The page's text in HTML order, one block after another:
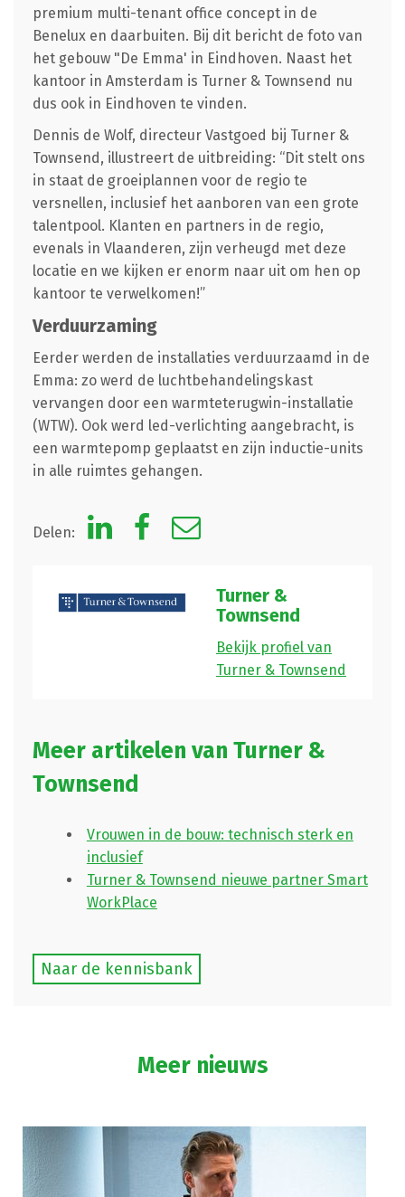
premium multi-tenant office concept in de
Benelux en daarbuiten. Bij dit bericht de foto van
het gebouw "De Emma' in Eindhoven. Naast het
kantoor in Amsterdam is Turner & Townsend nu
dus ook in Eindhoven te vinden.
Dennis de Wolf, directeur Vastgoed bij Turner &
Townsend, illustreert de uitbreiding: “Dit stelt ons
in staat de groeiplannen voor de regio te
versnellen, inclusief het aanboren van een grote
talentpool. Klanten en partners in de regio,
evenals in Vlaanderen, zijn verheugd met deze
locatie en we kijken er enorm naar uit om hen op
kantoor te verwelkomen!”
Verduurzaming
Eerder werden de installaties verduurzaamd in de
Emma: zo werd de luchtbehandelingskast
vervangen door een warmteterugwin-installatie
(WTW). Ook werd led-verlichting aangebracht, is
een warmtepomp geplaatst en zijn inductie-units
in alle ruimtes gehangen.
Delen:
Turner &
Townsend
Bekijk profiel van
Turner & Townsend
Meer artikelen van Turner &
Townsend
Vrouwen in de bouw: technisch sterk en
inclusief
Turner & Townsend nieuwe partner Smart
WorkPlace
Naar de kennisbank
Meer nieuws